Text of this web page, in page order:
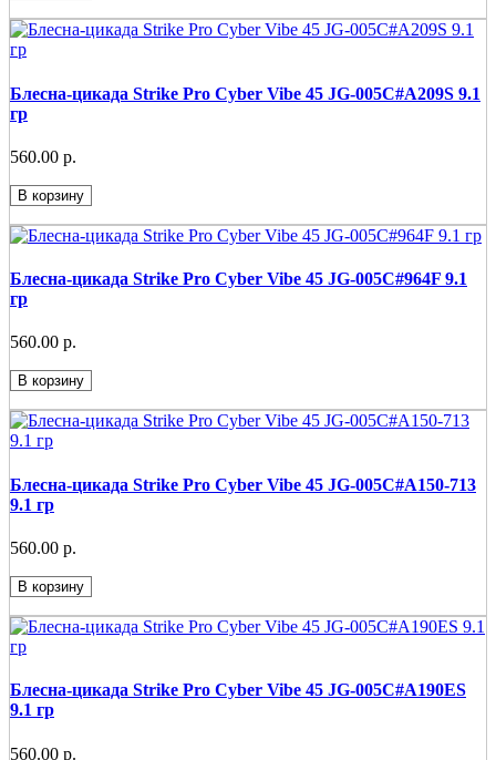
Блесна-цикада Strike Pro Cyber Vibe 45 JG-005C#A209S 9.1
гр
560.00 р.
В корзину
Блесна-цикада Strike Pro Cyber Vibe 45 JG-005C#964F 9.1
гр
560.00 р.
В корзину
Блесна-цикада Strike Pro Cyber Vibe 45 JG-005C#A150-713
9.1 гр
560.00 р.
В корзину
Блесна-цикада Strike Pro Cyber Vibe 45 JG-005C#A190ES
9.1 гр
560.00 р.